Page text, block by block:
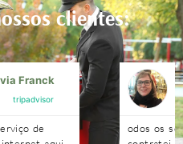
clientes:
Franck
tripadvisor
de
odos os